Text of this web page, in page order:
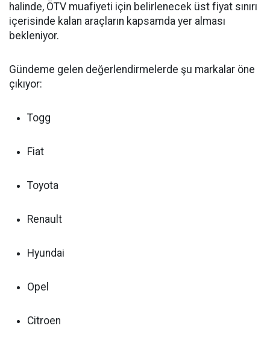
halinde, ÖTV muafiyeti için belirlenecek üst fiyat sınırı
içerisinde kalan araçların kapsamda yer alması
bekleniyor.
Gündeme gelen değerlendirmelerde şu markalar öne
çıkıyor:
Togg
Fiat
Toyota
Renault
Hyundai
Opel
Citroen